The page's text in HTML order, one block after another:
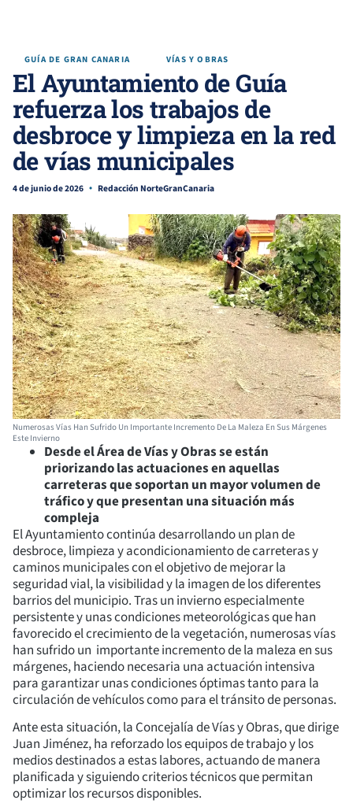
GUÍA DE GRAN CANARIA VÍAS Y OBRAS
El Ayuntamiento de Guía
refuerza los trabajos de
desbroce y limpieza en la red
de vías municipales
4 de junio de 2026 Redacción NorteGranCanaria
Numerosas Vías Han Sufrido Un Importante Incremento De La Maleza En Sus Márgenes
Este Invierno
Desde el Área de Vías y Obras se están
priorizando las actuaciones en aquellas
carreteras que soportan un mayor volumen de
tráfico y que presentan una situación más
compleja
El Ayuntamiento continúa desarrollando un plan de
desbroce, limpieza y acondicionamiento de carreteras y
caminos municipales con el objetivo de mejorar la
seguridad vial, la visibilidad y la imagen de los diferentes
barrios del municipio. Tras un invierno especialmente
persistente y unas condiciones meteorológicas que han
favorecido el crecimiento de la vegetación, numerosas vías
han sufrido un importante incremento de la maleza en sus
márgenes, haciendo necesaria una actuación intensiva
para garantizar unas condiciones óptimas tanto para la
circulación de vehículos como para el tránsito de personas.
Ante esta situación, la Concejalía de Vías y Obras, que dirige
Juan Jiménez, ha reforzado los equipos de trabajo y los
medios destinados a estas labores, actuando de manera
planificada y siguiendo criterios técnicos que permitan
optimizar los recursos disponibles.